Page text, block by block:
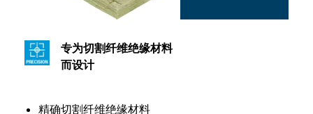
专为切割纤维绝缘材料
而设计
精确切割纤维绝缘材料